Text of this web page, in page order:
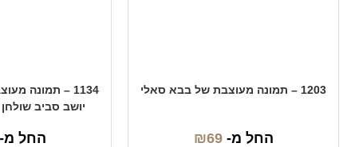
1203 – תמונה מעוצבת של בבא סאלי
החל מ- ₪69
1134 – תמונה
יושב סביב
החל